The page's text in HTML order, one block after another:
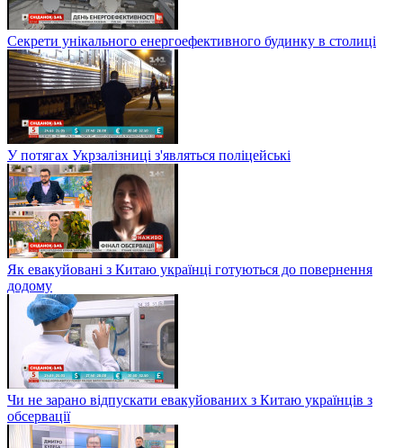
Секрети унікального енергоефективного будинку в столиці
У потягах Укрзалізниці з'являться поліцейські
Як евакуйовані з Китаю українці готуються до повернення
додому
Чи не зарано відпускати евакуйованих з Китаю українців з
обсервації